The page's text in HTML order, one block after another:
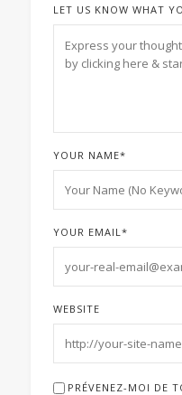
LET US KNOW WHAT
YOUR NAME*
YOUR EMAIL *
WEBSITE
PRÉVENEZ-MOI DE